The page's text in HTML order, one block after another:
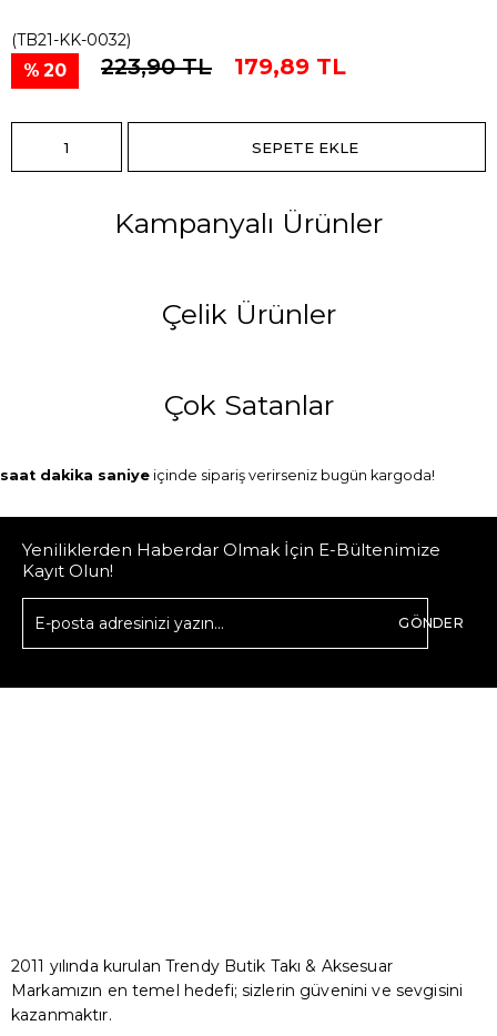
(TB21-KK-0032)
20 223,90 TL 179,89 TL
Kampanyalı Ürünler
Çelik Ürünler
Çok Satanlar
saat dakika saniye içinde sipariş verirseniz bugün kargoda!
Yeniliklerden Haberdar Olmak İçin E-Bültenimize
Kayıt Olun!
GÖNDER
2011 yılında kurulan Trendy Butik Takı & Aksesuar
Markamızın en temel hedefi; sizlerin güvenini ve sevgisini
kazanmaktır.